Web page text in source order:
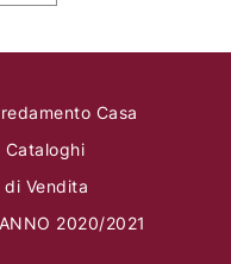
Casa
Cataloghi
Vendita
2020/2021